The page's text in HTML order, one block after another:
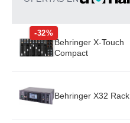
-32%
Behringer X-Touch
Compact
Behringer X32 Rack